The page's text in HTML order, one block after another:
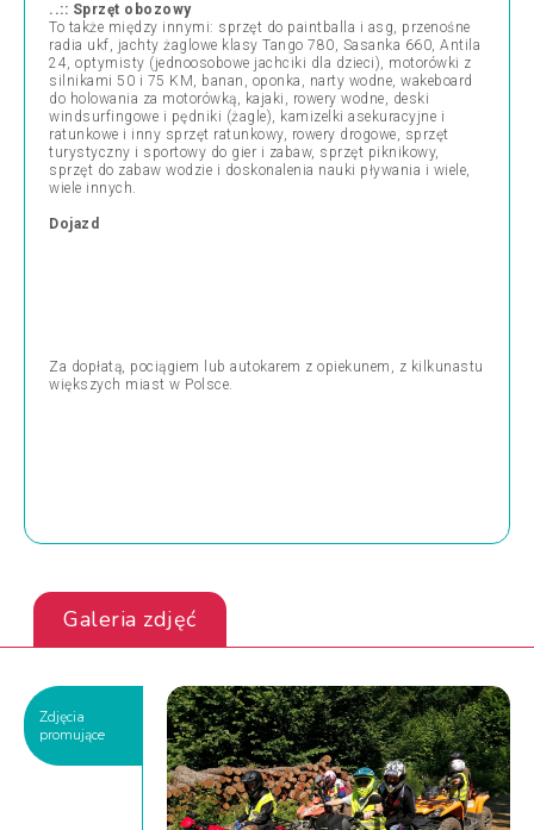
..:: Sprzęt obozowy
To także między innymi: sprzęt do paintballa i asg, przenośne
radia ukf, jachty żaglowe klasy Tango 780, Sasanka 660, Antila
24, optymisty (jednoosobowe jachciki dla dzieci), motorówki z
silnikami 50 i 75 KM, banan, oponka, narty wodne, wakeboard
do holowania za motorówką, kajaki, rowery wodne, deski
windsurfingowe i pędniki (żagle), kamizelki asekuracyjne i
ratunkowe i inny sprzęt ratunkowy, rowery drogowe, sprzęt
turystyczny i sportowy do gier i zabaw, sprzęt piknikowy,
sprzęt do zabaw wodzie i doskonalenia nauki pływania i wiele,
wiele innych.
Dojazd
Za dopłatą, pociągiem lub autokarem z opiekunem, z kilkunastu
większych miast w Polsce.
Galeria zdjęć
Zdjęcia
promujące